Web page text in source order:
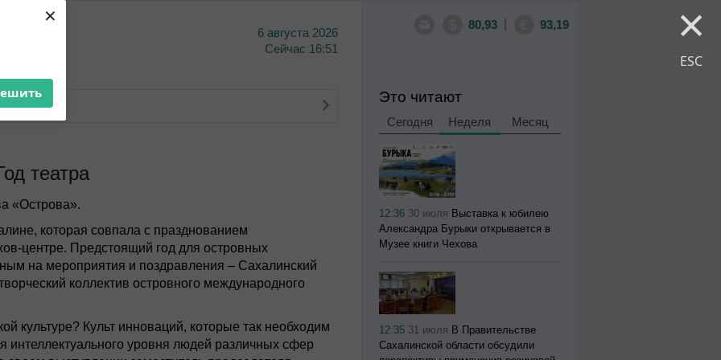
× ×
ESC
6 августа 2026
Сейчас 16:51
80,93 93,19
банкинга
театра
«Острова».
которая совпала с празднованием
центре. Предстоящий год для островных
на мероприятия и поздравления – Сахалинский
коллектив островного международного
культуре? Культ инноваций, которые так необходим
интеллектуального уровня людей различных сфер
Это читают
Сегодня Неделя Месяц
12:36 30 июля Выставка к юбилею
Александра Бурыки открывается в
Музее книги Чехова
12:35 31 июля В Правительстве
Сахалинской области обсудили